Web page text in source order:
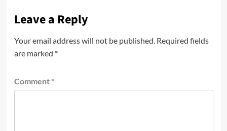
Leave a Reply
Your email address will not be published. Required fields
are marked *
Comment *